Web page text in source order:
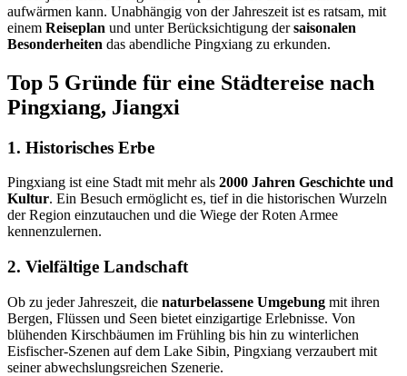
aufwärmen kann. Unabhängig von der Jahreszeit ist es ratsam, mit
einem Reiseplan und unter Berücksichtigung dersaisonalen
Besonderheiten das abendliche Pingxiang zu erkunden.
Top 5 Gründe für eine Städtereise nach
Pingxiang, Jiangxi
1. Historisches Erbe
Pingxiang ist eine Stadt mit mehr als 2000 Jahren Geschichte und
Kultur. Ein Besuch ermöglicht es, tief in die historischen Wurzeln
der Region einzutauchen und die Wiege der Roten Armee
kennenzulernen.
2. Vielfältige Landschaft
Ob zu jeder Jahreszeit, die naturbelassene Umgebung mit ihren
Bergen, Flüssen und Seen bietet einzigartige Erlebnisse. Von
blühenden Kirschbäumen im Frühling bis hin zu winterlichen
Eisfischer-Szenen auf dem Lake Sibin, Pingxiang verzaubert mit
seiner abwechslungsreichen Szenerie.